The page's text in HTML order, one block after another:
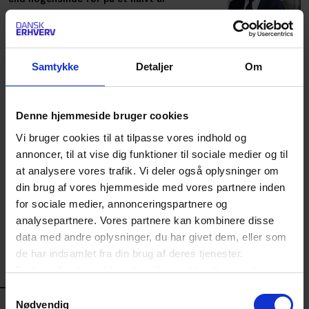
Samtykke Detaljer Om
Denne hjemmeside bruger cookies
Vi bruger cookies til at tilpasse vores indhold og
annoncer, til at vise dig funktioner til sociale medier og til
at analysere vores trafik. Vi deler også oplysninger om
din brug af vores hjemmeside med vores partnere inden
for sociale medier, annonceringspartnere og
analysepartnere. Vores partnere kan kombinere disse
data med andre oplysninger, du har givet dem, eller som
de har indsamlet fra din brug af deres tjenester.
Du kan til enhver tid ændre eller trække dit samtykke
hjørne på websitet.
Samtykkevalg
Nødvendig
have styr på
Seks nye standarder skal gøre det digitale
produktpas nemmere at bruge i praksis: Se
dem her
Overvejer du at bruge mobilen som
betalingsterminal? Her er, hvad du skal være
opmærksom på
LÆS MERE